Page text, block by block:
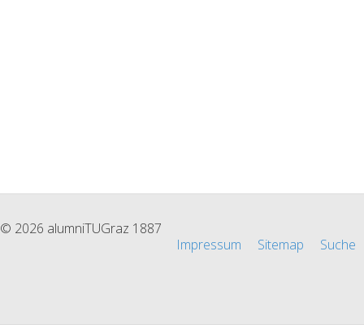
© 2026 alumniTUGraz 1887
Impressum
Sitemap Suche